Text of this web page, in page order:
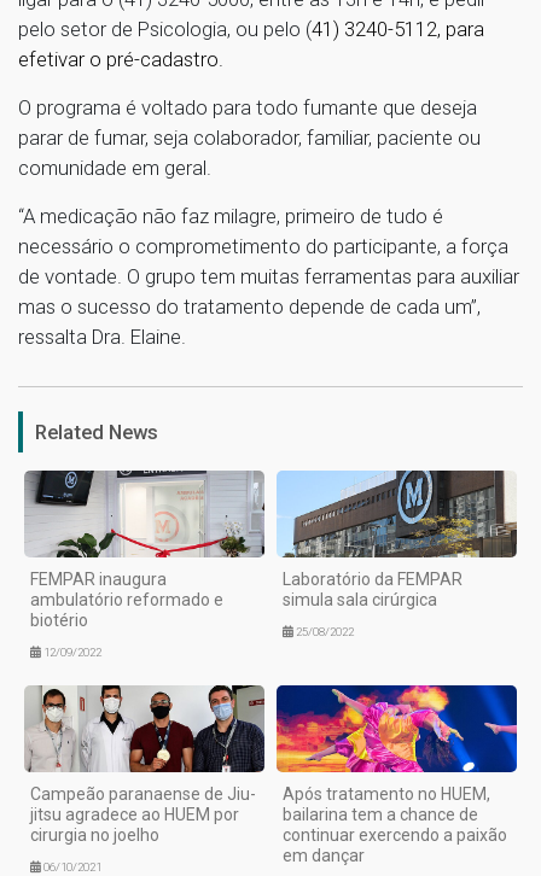
pelo setor de Psicologia, ou pelo (41) 3240-5112, para
efetivar o pré-cadastro.
O programa é voltado para todo fumante que deseja
parar de fumar, seja colaborador, familiar, paciente ou
comunidade em geral.
“A medicação não faz milagre, primeiro de tudo é
necessário o comprometimento do participante, a força
de vontade. O grupo tem muitas ferramentas para auxiliar
mas o sucesso do tratamento depende de cada um”,
ressalta Dra. Elaine.
Related News
FEMPAR inaugura
ambulatório reformado e
biotério
12/09/2022
Laboratório da FEMPAR
simula sala cirúrgica
25/08/2022
Campeão paranaense de Jiu-
jitsu agradece ao HUEM por
cirurgia no joelho
06/10/2021
Após tratamento no HUEM,
bailarina tem a chance de
continuar exercendo a paixão
em dançar